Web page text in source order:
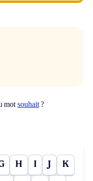
motsouhait?
H I J K